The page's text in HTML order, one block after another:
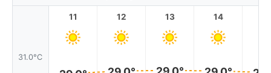
31.0°C
11 12 13
29.0°
14